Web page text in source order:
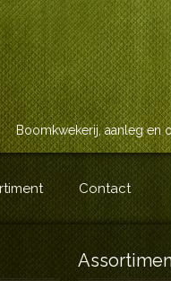
Boomkwekerij, aanleg en
Contact